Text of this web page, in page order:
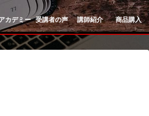
カデミー 受講者の声 講師紹介 商品購入